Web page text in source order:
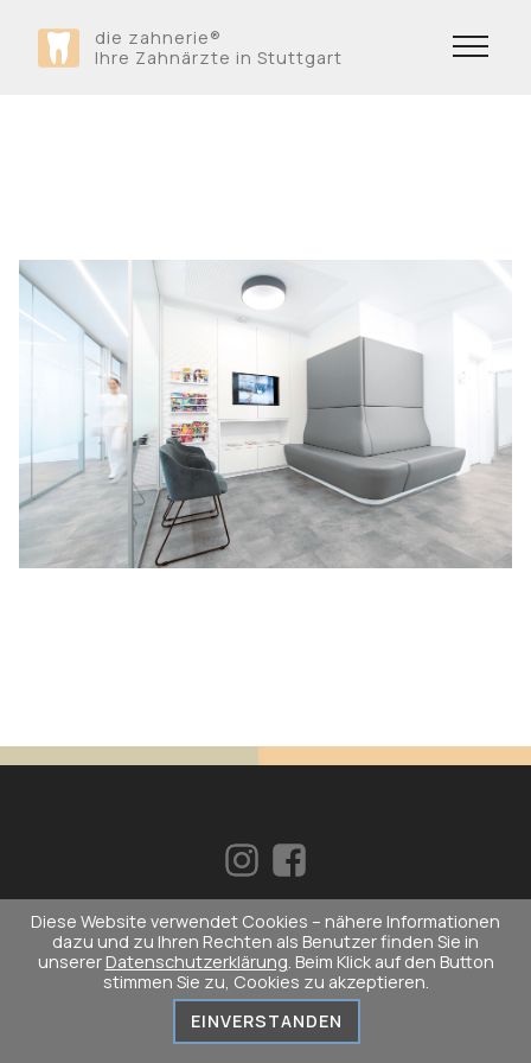
die zahnerie®
Ihre Zahnärzte in Stuttgart
© Copyright 2026 • die zahnerie® • Stuttgart-
Vaihingen •••Impressum•Datenschutz
Diese Website verwendet Cookies – nähere Informationen
dazu und zu Ihren Rechten als Benutzer finden Sie in
unserer Datenschutzerklärung. Beim Klick auf den Button
stimmen Sie zu, Cookies zu akzeptieren.
EINVERSTANDEN